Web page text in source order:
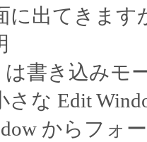
に出てきます
は書き込みモ
さな Edit
からフォ